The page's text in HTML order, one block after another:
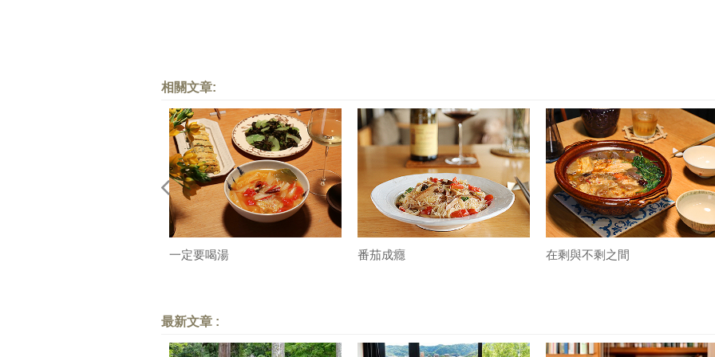
相關文章:
一定要喝湯 番茄成癮 在剩與不剩之間
最新文章 :